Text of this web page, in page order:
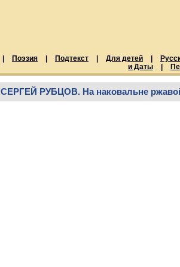
Поэзия Подтекст Для детей
и Даты
СЕРГЕЙ РУБЦОВ. На наковальне